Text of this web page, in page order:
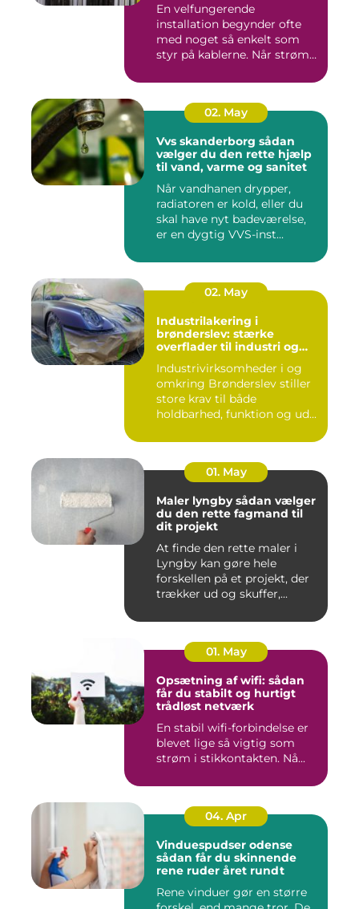
En velfungerende
installation begynder ofte
med noget så enkelt som
styr på kablerne. Når strøm-,
02. May
Vvs skanderborg sådan
vælger du den rette hjælp
til vand, varme og sanitet
Når vandhanen drypper,
radiatoren er kold, eller du
skal have nyt badeværelse,
er en dygtig VVS-inst...
02. May
Industrilakering i
brønderslev: stærke
overflader til industri og
Industrivirksomheder i og
omkring Brønderslev stiller
store krav til både
holdbarhed, funktion og ud...
01. May
Maler lyngby sådan vælger
du den rette fagmand til
dit projekt
At finde den rette maler i
Lyngby kan gøre hele
forskellen på et projekt, der
trækker ud og skuffer,...
01. May
Opsætning af wifi: sådan
får du stabilt og hurtigt
trådløst netværk
En stabil wifi-forbindelse er
blevet lige så vigtig som
strøm i stikkontakten. Nå...
04. Apr
Vinduespudser odense
sådan får du skinnende
rene ruder året rundt
Rene vinduer gør en større